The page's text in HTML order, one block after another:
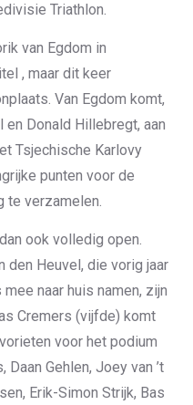
Triathlon.
van Egdom in
, maar dit keer
Van Egdom komt,
Donald Hillebregt, aan
Tsjechische Karlovy
punten voor de
te verzamelen.
ook volledig open.
den Heuvel, die vorig jaar
naar huis namen, zijn
Cremers (vijfde) komt
voor het podium
Gehlen, Joey van ’t
Erik-Simon Strijk, Bas